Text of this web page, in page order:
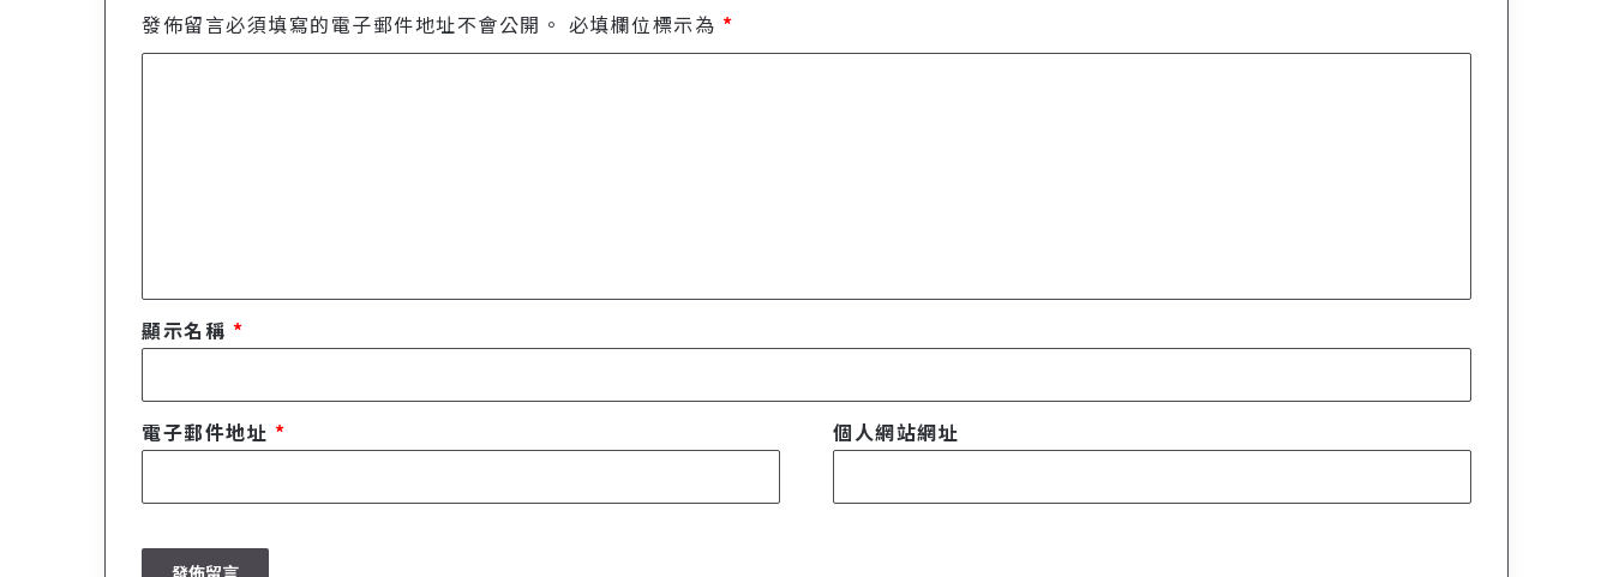
發佈留言必須填寫的電子郵件地址不會公開。 必填欄位標示為 *
顯示名稱 *
電子郵件地址 * 個人網站網址